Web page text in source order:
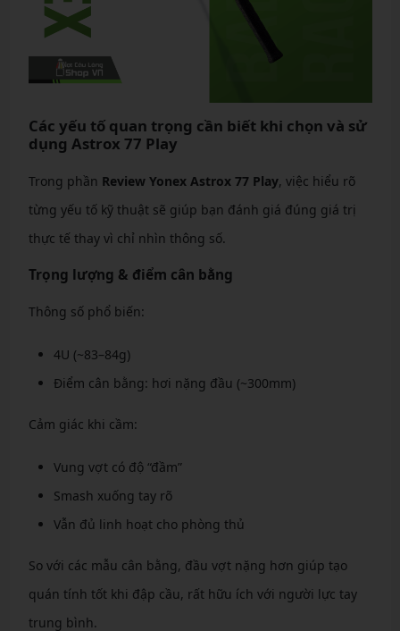
Các yếu tố quan trọng cần biết khi chọn và sử
dụng Astrox 77 Play
Trong phần Review Yonex Astrox 77 Play, việc hiểu rõ
từng yếu tố kỹ thuật sẽ giúp bạn đánh giá đúng giá trị
thực tế thay vì chỉ nhìn thông số.
Trọng lượng & điểm cân bằng
Thông số phổ biến:
4U (~83–84g)
Điểm cân bằng: hơi nặng đầu (~300mm)
Cảm giác khi cầm:
Vung vợt có độ “đầm”
Smash xuống tay rõ
Vẫn đủ linh hoạt cho phòng thủ
So với các mẫu cân bằng, đầu vợt nặng hơn giúp tạo
quán tính tốt khi đập cầu, rất hữu ích với người lực tay
trung bình.